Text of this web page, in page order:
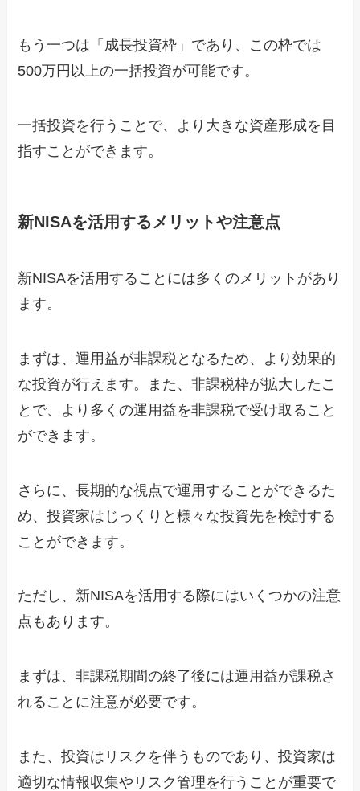
もう一つは「成長投資枠」であり、この枠では
500万円以上の一括投資が可能です。
一括投資を行うことで、より大きな資産形成を目
指すことができます。
新NISAを活用するメリットや注意点
新NISAを活用することには多くのメリットがあり
ます。
まずは、運用益が非課税となるため、より効果的
な投資が行えます。また、非課税枠が拡大したこ
とで、より多くの運用益を非課税で受け取ること
ができます。
さらに、長期的な視点で運用することができるた
め、投資家はじっくりと様々な投資先を検討する
ことができます。
ただし、新NISAを活用する際にはいくつかの注意
点もあります。
まずは、非課税期間の終了後には運用益が課税さ
れることに注意が必要です。
また、投資はリスクを伴うものであり、投資家は
適切な情報収集やリスク管理を行うことが重要で